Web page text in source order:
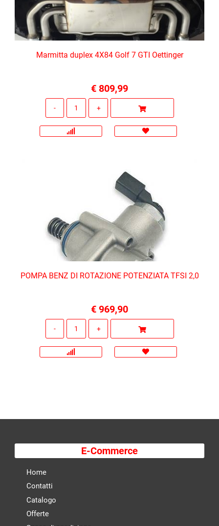
Marmitta duplex 4X84 Golf 7 GTI Oettinger
€ 809,99
POMPA BENZ DI ROTAZIONE POTENZIATA TFSI 2,0
€ 969,90
E-Commerce
Home
Contatti
Catalogo
Offerte